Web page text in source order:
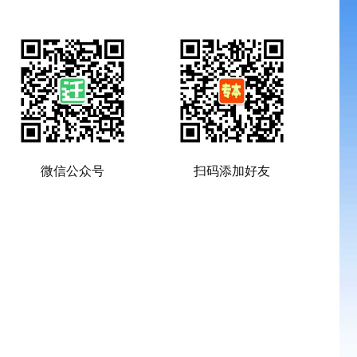
微信公众号 扫码添加好友